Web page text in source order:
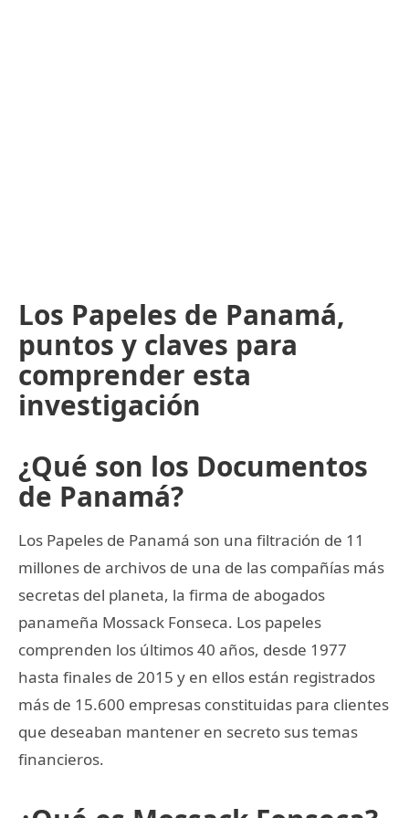
Los Papeles de Panamá,
puntos y claves para
comprender esta
investigación
¿Qué son los Documentos
de Panamá?
Los Papeles de Panamá son una filtración de 11
millones de archivos de una de las compañías más
secretas del planeta, la firma de abogados
panameña Mossack Fonseca. Los papeles
comprenden los últimos 40 años, desde 1977
hasta finales de 2015 y en ellos están registrados
más de 15.600 empresas constituidas para clientes
que deseaban mantener en secreto sus temas
financieros.